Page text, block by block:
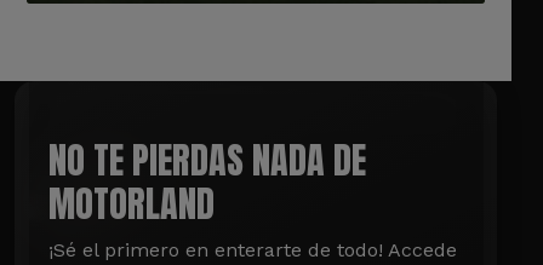
NO TE PIERDAS NADA DE
MOTORLAND
¡Sé el primero en enterarte de todo! Accede